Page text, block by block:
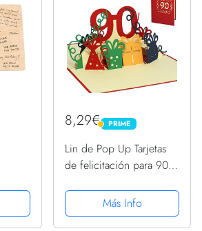
8,29€ PRIME
PRIME
Lin de Pop Up Tarjetas
de felicitación para 90
cumpleaños tarjetas de
felicitación Tarjetas de
Más Info